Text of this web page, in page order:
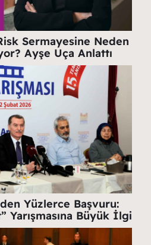
Sermayesine Neden
Ayşe Uça Anlattı
Yüzlerce Başvuru:
Yarışmasına Büyük İlgi